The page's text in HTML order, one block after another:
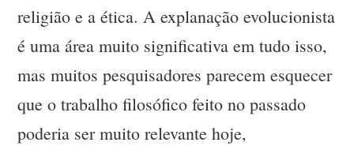
religião e a ética. A explanação evolucionista
é uma área muito significativa em tudo isso,
mas muitos pesquisadores parecem esquecer
que o trabalho filosófico feito no passado
poderia ser muito relevante hoje,